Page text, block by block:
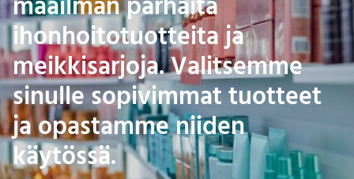
ihonhoitotuotteita ja
meikkisarjoja. Valitsemme
sinulle sopivimmat tuotteet
ja opastamme niiden
käytössä.